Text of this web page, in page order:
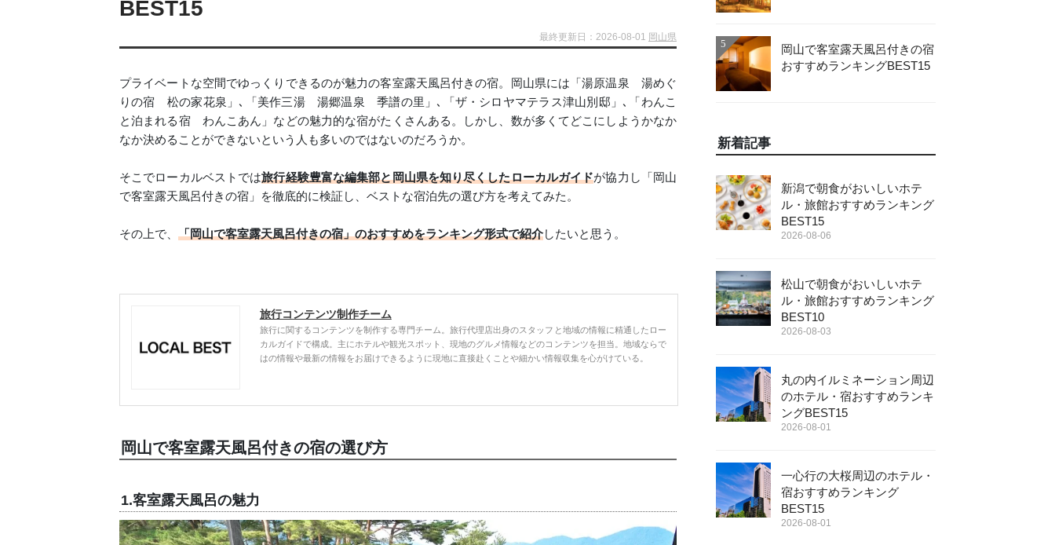
BEST15
最終更新日：2026-08-01 岡山県
プライベートな空間でゆっくりできるのが魅力の客室露天風呂付きの宿。岡山県には「湯原温泉 湯めぐ
りの宿 松の家花泉」､「美作三湯 湯郷温泉 季譜の里」､「ザ・シロヤマテラス津山別邸」､「わんこ
と泊まれる宿 わんこあん」などの魅力的な宿がたくさんある。しかし、数が多くてどこにしようかなか
なか決めることができないという人も多いのではないのだろうか。
そこでローカルベストでは旅行経験豊富な編集部と岡山県を知り尽くしたローカルガイドが協力し「岡山
で客室露天風呂付きの宿」を徹底的に検証し、ベストな宿泊先の選び方を考えてみた。
その上で、 「岡山で客室露天風呂付きの宿」のおすすめをランキング形式で紹介したいと思う。
旅行コンテンツ制作チーム
旅行に関するコンテンツを制作する専門チーム。旅行代理店出身のスタッフと地域の情報に精通したロー
カルガイドで構成。主にホテルや観光スポット、現地のグルメ情報などのコンテンツを担当。地域ならで
はの情報や最新の情報をお届けできるように現地に直接赴くことや細かい情報収集を心がけている。
岡山で客室露天風呂付きの宿の選び方
1.客室露天風呂の魅力
5
岡山で客室露天風呂付きの宿
おすすめランキングBEST15
新着記事
新潟で朝食がおいしいホテ
ル・旅館おすすめランキング
BEST15
2026-08-06
松山で朝食がおいしいホテ
ル・旅館おすすめランキング
BEST10
2026-08-03
丸の内イルミネーション周辺
のホテル・宿おすすめランキ
ングBEST15
2026-08-01
一心行の大桜周辺のホテル・
宿おすすめランキング
BEST15
2026-08-01